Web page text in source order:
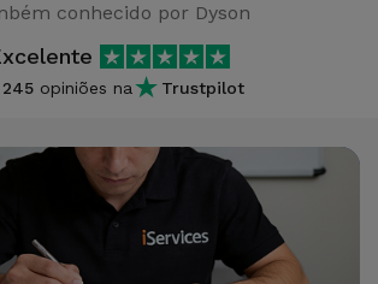
conhecido por Dyson
opiniões na Trustpilot